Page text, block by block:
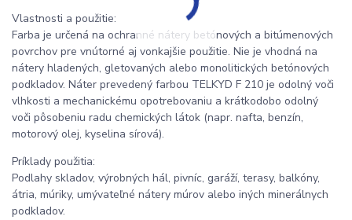
Vlastnosti a použitie:
Farba je určená na ochranné nátery betónových a bitúmenových
povrchov pre vnútorné aj vonkajšie použitie. Nie je vhodná na
nátery hladených, gletovaných alebo monolitických betónových
podkladov. Náter prevedený farbou TELKYD F 210 je odolný voči
vlhkosti a mechanickému opotrebovaniu a krátkodobo odolný
voči pôsobeniu radu chemických látok (napr. nafta, benzín,
motorový olej, kyselina sírová).
Príklady použitia:
Podlahy skladov, výrobných hál, pivníc, garáží, terasy, balkóny,
átria, múriky, umývateľné nátery múrov alebo iných minerálnych
podkladov.